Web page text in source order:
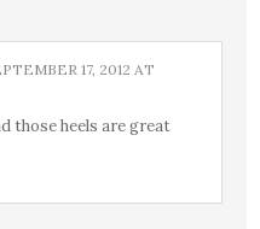
17, 2012 AT
those heels are great